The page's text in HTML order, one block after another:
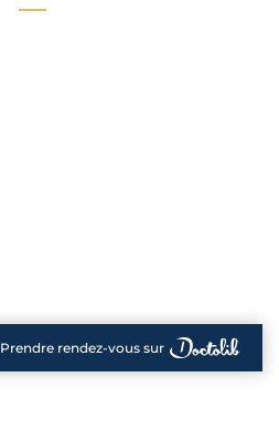
Prendre rendez-vous sur